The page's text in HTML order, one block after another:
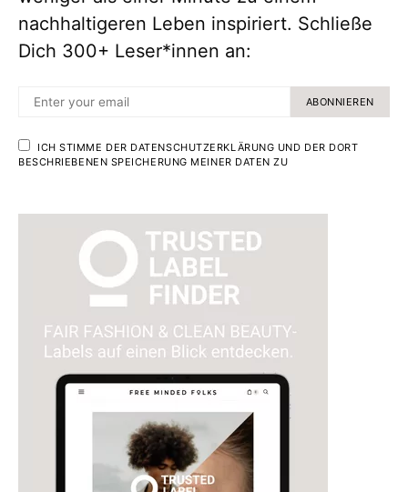
nachhaltigeren Leben inspiriert. Schließe
Dich 300+ Leser*innen an:
ABONNIEREN
ICH STIMME DER DATENSCHUTZERKLÄRUNG UND DER DORT
BESCHRIEBENEN SPEICHERUNG MEINER DATEN ZU